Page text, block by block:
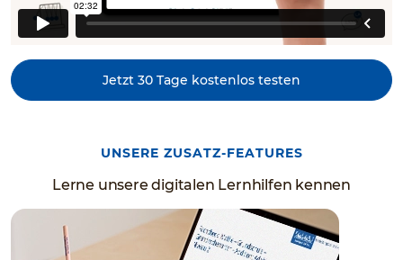
Jetzt 30 Tage kostenlos testen
UNSERE ZUSATZ-FEATURES
Lerne unsere digitalen Lernhilfen kennen